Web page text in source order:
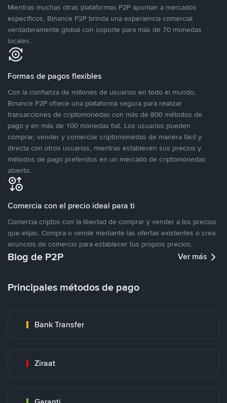
Mientras muchas otras plataformas P2P apuntan a mercados
específicos, Binance P2P brinda una experiencia comercial
verdaderamente global con soporte para más de 70 monedas
locales.
Formas de pagos flexibles
Con la confianza de millones de usuarios en todo el mundo,
Binance P2P ofrece una plataforma segura para realizar
transacciones de criptomonedas con más de 800 métodos de
pago y en más de 100 monedas fiat. Los usuarios pueden
comprar, vender y comerciar criptomonedas de manera fácil y
directa con otros usuarios, mientras establecen sus precios y
métodos de pago preferidos en un mercado de criptomonedas
abierto.
Comercia con el precio ideal para ti
Comercia criptos con la libertad de comprar y vender a los precios
que elijas. Compra o vende mediante las ofertas existentes o crea
anuncios de comercio para establecer tus propios precios.
Blog de P2P Ver más
Principales métodos de pago
Bank Transfer
Ziraat